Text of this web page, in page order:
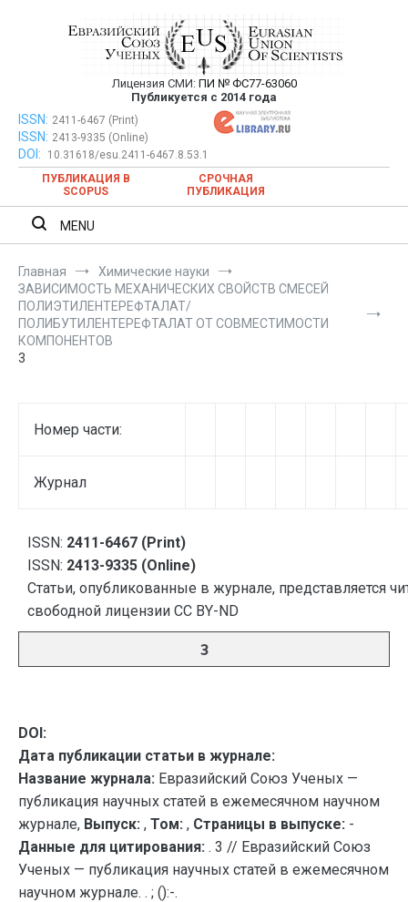
Евразийский Союз Ученых —
публикация научных статей в
ежемесячном научном журнале
Лицензия СМИ: ПИ № ФС77-63060
Публикуется с 2014 года
Евразийский Союз Ученых — публикация научных статей в
ежемесячном научном журнале
ISSN: 2411-6467 (Print)
ISSN: 2413-9335 (Online)
DOI:
10.31618/esu.2411-6467.8.53.1
ПУБЛИКАЦИЯ В
SCOPUS
СРОЧНАЯ
ПУБЛИКАЦИЯ
MENU
Главная
Химические науки
ЗАВИСИМОСТЬ МЕХАНИЧЕСКИХ СВОЙСТВ СМЕСЕЙ
ПОЛИЭТИЛЕНТЕРЕФТАЛАТ/
ПОЛИБУТИЛЕНТЕРЕФТАЛАТ ОТ СОВМЕСТИМОСТИ
КОМПОНЕНТОВ
3
Номер части:
Журнал
ISSN: 2411-6467 (Print)
ISSN: 2413-9335 (Online)
Статьи, опубликованные в журнале, представляется
свободной лицензии CC BY-ND
3
DOI:
Дата публикации статьи в журнале:
Название журнала: Евразийский Союз Ученых —
публикация научных статей в ежемесячном научном
журнале, Выпуск: , Том: , Страницы в выпуске: -
Данные для цитирования: . 3 // Евразийский Союз
Ученых — публикация научных статей в ежемесячном
научном журнале. . ; ():-.